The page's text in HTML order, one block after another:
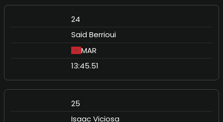
24
Said Berrioui
MAR
13:45.51
25
Isaac Viciosa